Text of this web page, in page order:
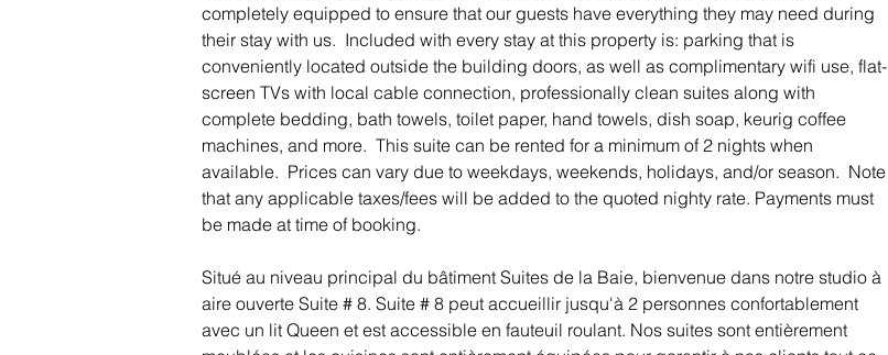
completely equipped to ensure that our guests have everything they may need during
their stay with us.  ​Included with every stay at this property is: parking that is
conveniently located outside the building doors, as well as complimentary wifi use, flat-
screen TVs with local cable connection, professionally clean suites along with
complete bedding, bath towels, toilet paper, hand towels, dish soap, keurig coffee
machines, and more. This suite can be rented for a minimum of 2 nights when
available.  Prices can vary due to weekdays, weekends, holidays, and/or season.  Note
that any applicable taxes/fees will be added to the quoted nighty rate. Payments must
be made at time of booking.
Situé au niveau principal du bâtiment Suites de la Baie, bienvenue dans notre studio à
aire ouverte Suite # 8. Suite # 8 peut accueillir jusqu'à 2 personnes confortablement
avec un lit Queen et est accessible en fauteuil roulant. Nos suites sont entièrement